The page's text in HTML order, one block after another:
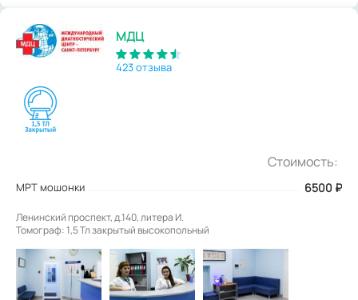
МДЦ
423 отзыва
Стоимость:
МРТ мошонки 6500 ₽
Ленинский проспект, д.140, литера И.
Томограф: 1,5 Тл закрытый высокопольный